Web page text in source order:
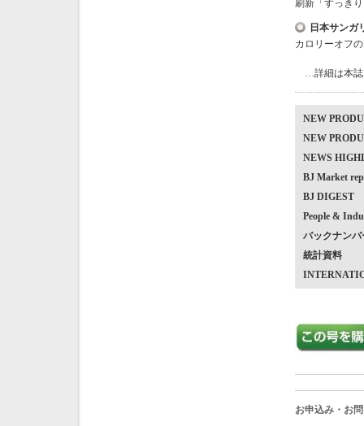
刷新「すっき
日本サンガ
カロリーオフ
…詳細は本誌
NEW
NEW
NEWS
BJ Market
BJ DIGEST
People &
バックナンバ
統計資料
お申込み・お